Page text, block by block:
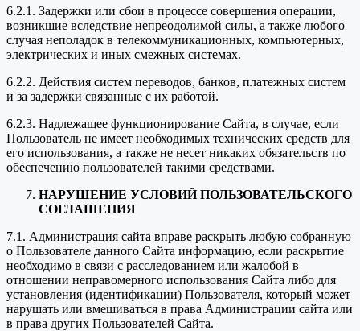
6.2.1. Задержки или сбои в процессе совершения операции,
возникшие вследствие непреодолимой силы, а также любого
случая неполадок в телекоммуникационных, компьютерных,
электрических и иных смежных системах.
6.2.2. Действия систем переводов, банков, платежных систем
и за задержки связанные с их работой.
6.2.3. Надлежащее функционирование Сайта, в случае, если
Пользователь не имеет необходимых технических средств для
его использования, а также не несет никаких обязательств по
обеспечению пользователей такими средствами.
НАРУШЕНИЕ УСЛОВИЙ ПОЛЬЗОВАТЕЛЬСКОГО
СОГЛАШЕНИЯ
7.1. Администрация сайта вправе раскрыть любую собранную
о Пользователе данного Сайта информацию, если раскрытие
необходимо в связи с расследованием или жалобой в
отношении неправомерного использования Сайта либо для
установления (идентификации) Пользователя, который может
нарушать или вмешиваться в права Администрации сайта или
в права других Пользователей Сайта.